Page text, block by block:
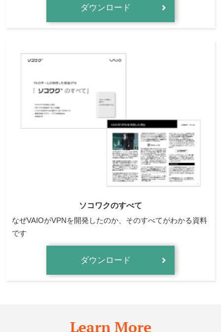
ダウンロード
ソコワクのすべて
なぜVAIOがVPNを開発したのか、そのすべてがわかる資料
です
ダウンロード
Learn More